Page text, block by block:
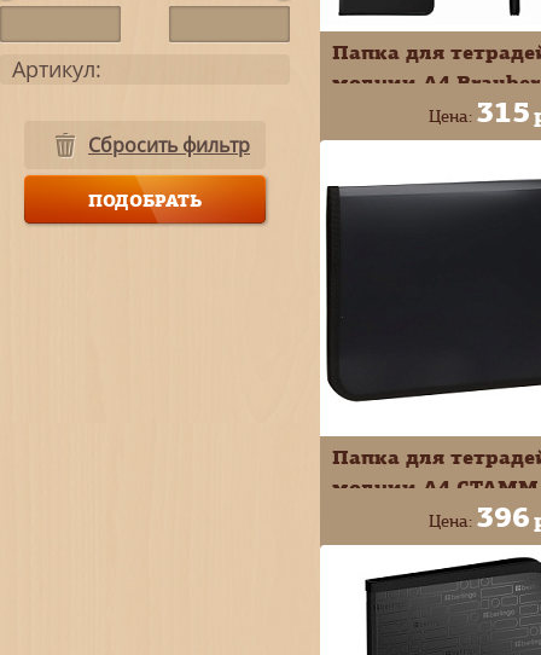
Артикул:
Сбросить фильтр
Папка для
молнии А4
Черная пластик
Цена: 315
-
Папка для
молнии А4 СТАММ
пластик черная
ММ-31260
Цена: 396
-
В